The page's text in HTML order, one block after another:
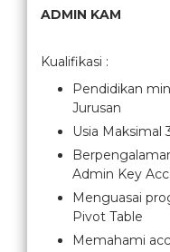
ADMIN KAM
Kualifikasi :
Pendidikan
Jurusan
Usia Maksimal
Admin Key
Menguasai
Pivot Table
Memahami